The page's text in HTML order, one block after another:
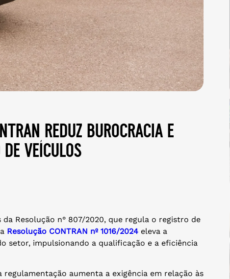
reduz burocracia e
veículos
Resolução n° 807/2020, que regula o registro de
Resolução CONTRAN nº 1016/2024 eleva a
setor, impulsionando a qualificação e a eficiência
regulamentação aumenta a exigência em relação às